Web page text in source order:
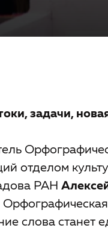
задачи,
отделом
РАН
слова станет